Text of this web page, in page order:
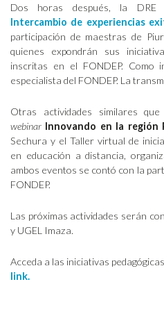
Dos horas después, la DRE
Intercambio de experiencias
participación de maestras de
quienes expondrán sus
inscritas en el FONDEP. Como
especialista del FONDEP. La
Otras actividades similares
webinar Innovando en la región
Sechura y el Taller virtual de
en educación a distancia,
ambos eventos se contó con la
FONDEP.
Las próximas actividades serán
y UGEL Imaza.
Acceda a las iniciativas
link.